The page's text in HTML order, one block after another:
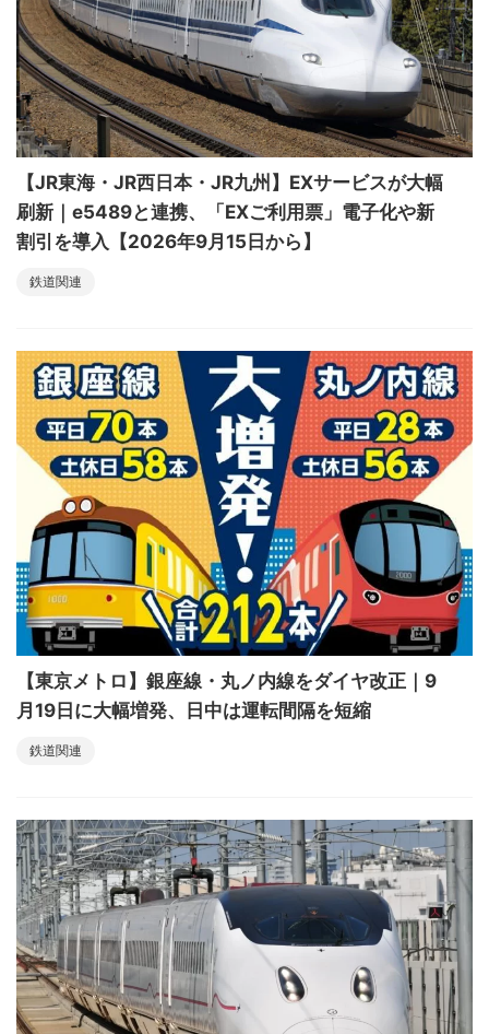
【JR東海・JR西日本・JR九州】EXサービスが大幅
刷新｜e5489と連携、「EXご利用票」電子化や新
割引を導入【2026年9月15日から】
鉄道関連
【東京メトロ】銀座線・丸ノ内線をダイヤ改正｜9
月19日に大幅増発、日中は運転間隔を短縮
鉄道関連